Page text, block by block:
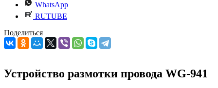
WhatsApp
RUTUBE
Поделиться
Устройство размотки провода WG-941